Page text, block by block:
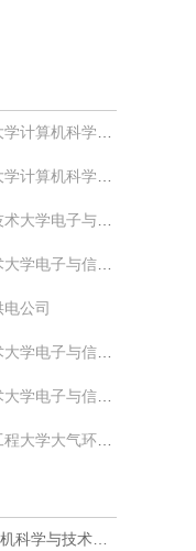
机科学与技术学院
机科学与技术学院
电子与信息工程学院
子与信息工程学院
公司
子与信息工程学院
子与信息工程学院
同创新中心;江苏省大数据分析技术重点实验室
学与技术学院